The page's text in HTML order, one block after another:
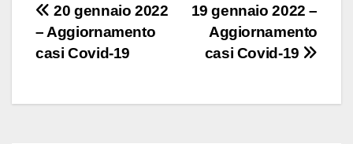
Navigazione
articoli
19 gennaio 2022 –
Aggiornamento
casi Covid-19
20 gennaio 2022
– Aggiornamento
casi Covid-19